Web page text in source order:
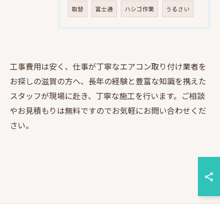
取替 富士通 ハシゴ作業 うるさい
工事費用は安く、仕事が丁寧なエアコン取り付け業者を
お探しの滋賀の方へ、長年の経験と豊富な知識を携えた
スタッフが現場に赴き、丁寧な施工を行います。ご相談
やお見積もりは無料ですのでお気軽にお問い合わせくだ
さい。